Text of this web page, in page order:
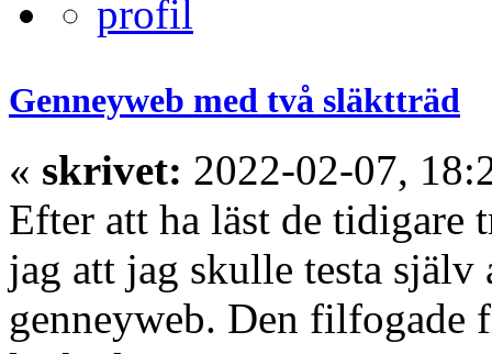
Genneyweb med två släktträd
« skrivet: 2022-02-07,
Efter att ha läst de tidigare
jag att jag skulle testa
genneyweb. Den filfogade